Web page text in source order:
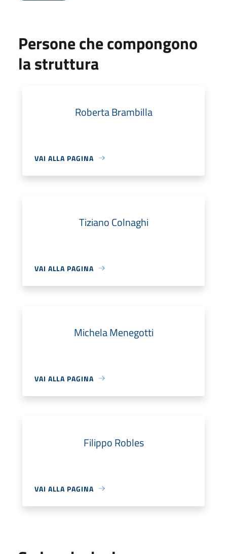
Persone che compongono
la struttura
Roberta Brambilla
VAI ALLA PAGINA
Tiziano Colnaghi
VAI ALLA PAGINA
Michela Menegotti
VAI ALLA PAGINA
Filippo Robles
VAI ALLA PAGINA